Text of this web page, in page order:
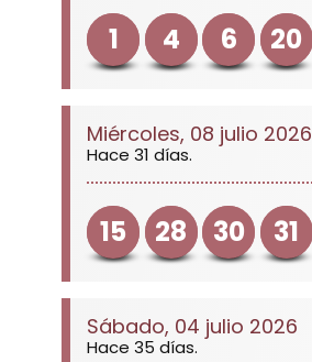
1 4 6 20
Miércoles, 08 julio 2026
Hace 31 días.
15 28 30 31
Sábado, 04 julio 2026
Hace 35 días.